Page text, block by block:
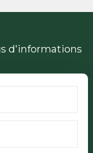
d'informations